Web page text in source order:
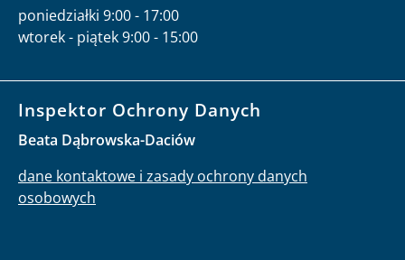
poniedziałki 9:00 - 17:00
wtorek - piątek 9:00 - 15:00
Inspektor Ochrony Danych
Beata Dąbrowska-Daciów
dane kontaktowe i zasady ochrony danych
osobowych